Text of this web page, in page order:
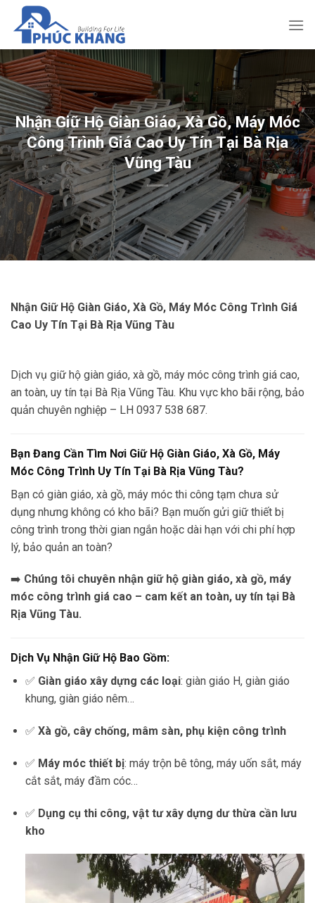
qua
dung
Nhận Giữ Hộ Giàn Giáo, Xà Gồ, Máy Móc
Công Trình Giá Cao Uy Tín Tại Bà Rịa
Vũng Tàu
Nhận Giữ Hộ Giàn Giáo, Xà Gồ, Máy Móc Công Trình Giá
Cao Uy Tín Tại Bà Rịa Vũng Tàu
Dịch vụ giữ hộ giàn giáo, xà gồ, máy móc công trình giá cao,
an toàn, uy tín tại Bà Rịa Vũng Tàu. Khu vực kho bãi rộng, bảo
quản chuyên nghiệp – LH 0937 538 687.
Bạn Đang Cần Tìm Nơi Giữ Hộ Giàn Giáo, Xà Gồ, Máy
Móc Công Trình Uy Tín Tại Bà Rịa Vũng Tàu?
Bạn có giàn giáo, xà gồ, máy móc thi công tạm chưa sử
dụng nhưng không có kho bãi? Bạn muốn gửi giữ thiết bị
công trình trong thời gian ngắn hoặc dài hạn với chi phí hợp
lý, bảo quản an toàn?
➡️ Chúng tôi chuyên nhận giữ hộ giàn giáo, xà gồ, máy
móc công trình giá cao – cam kết an toàn, uy tín tại Bà
Rịa Vũng Tàu.
Dịch Vụ Nhận Giữ Hộ Bao Gồm:
✅ Giàn giáo xây dựng các loại: giàn giáo H, giàn giáo
khung, giàn giáo nêm…
✅ Xà gồ, cây chống, mâm sàn, phụ kiện công trình
✅ Máy móc thiết bị: máy trộn bê tông, máy uốn sắt, máy
cắt sắt, máy đầm cóc…
✅ Dụng cụ thi công, vật tư xây dựng dư thừa cần lưu
kho